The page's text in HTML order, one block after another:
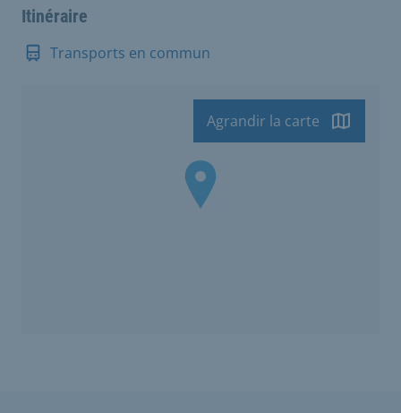
Itinéraire
Transports en commun
Agrandir la carte